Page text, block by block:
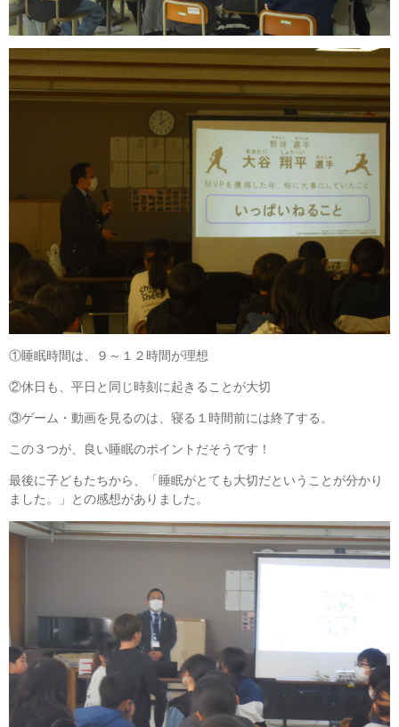
①睡眠時間は、９～１２時間が理想
②休日も、平日と同じ時刻に起きることが大切
③ゲーム・動画を見るのは、寝る１時間前には終了する。
この３つが、良い睡眠のポイントだそうです！
最後に子どもたちから、「睡眠がとても大切だということが分かり
ました。」との感想がありました。